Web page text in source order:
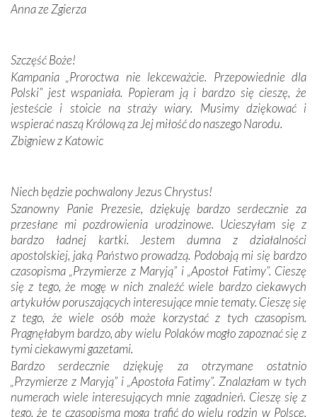
W miejscu objawień Matki Bożej zapaliliśmy świece
Podczas tej kilkudniowej wyprawy na każdym kroku
spotykaliśmy się z serdeczną otwartością
Portugalczyków. Podziwialiśmy ich ludową sztukę i
zwyczaje. Mimo że nasze kraje są od siebie bardzo
oddalone, w żaden sposób nie czuliśmy się obco.
Sprawiła to oczywiście sama Matka Boża, ale też
kulturowa bliskość biorąca swój początek w naszej
mieliśmy okazję przekonać się, że Maryja swoją opieką
otacza nie tylko nasz naród, lecz wszystkie nacje, które
się Jej ufnie oddają, a także każdą osobę, która zawierza
Jej siebie oraz swych bliskich.
Dzieje Portugalii to również historia wierności Bogu i
odstępstw, także w życiu władców. Trudne momenty w
wymiarze tak osobistym, jak i zbiorowym, przypominają o
konieczności ciągłego zabiegania o własną duszę i o łaskę
Opatrzności. Wierność przynosi pomyślność –
przynajmniej w życiu duchowym. Odstępstwo owocuje
nieszczęściem i śmiercią. Te uniwersalne prawdy
przychodziły na myśl, gdy słuchaliśmy opowieści
przewodników o portugalskich monarchach i wodzach,
Anna ze Zgierza
Szczęść Boże!
Kampania „Proroctwa nie lekceważcie. Przepowiednie dla
Polski” jest wspaniała. Popieram ją i bardzo się cieszę, że
jesteście i stoicie na straży wiary. Musimy dziękować i
wspierać naszą Królową za Jej miłość do naszego Narodu.
Zbigniew z Katowic
Niech będzie pochwalony Jezus Chrystus!
Szanowny Panie Prezesie, dziękuję bardzo serdecznie za
przesłane mi pozdrowienia urodzinowe. Ucieszyłam się z
bardzo ładnej kartki. Jestem dumna z działalności
apostolskiej, jaką Państwo prowadzą. Podobają mi się bardzo
czasopisma „Przymierze z Maryją” i „Apostoł Fatimy”. Cieszę
się z tego, że mogę w nich znaleźć wiele bardzo ciekawych
artykułów poruszających interesujące mnie tematy. Cieszę się
z tego, że wiele osób może korzystać z tych czasopism.
Pragnęłabym bardzo, aby wielu Polaków mogło zapoznać się z
tymi ciekawymi gazetami.
Bardzo serdecznie dziękuję za otrzymane ostatnio
„Przymierze z Maryją” i „Apostoła Fatimy”. Znalazłam w tych
numerach wiele interesujących mnie zagadnień. Cieszę się z
tego, że te czasopisma mogą trafić do wielu rodzin w Polsce.